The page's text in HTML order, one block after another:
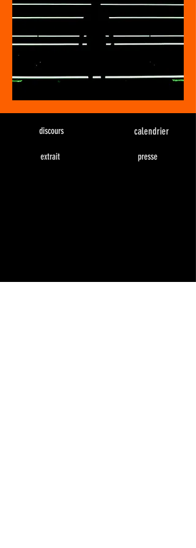
discours calendrier
extrait presse